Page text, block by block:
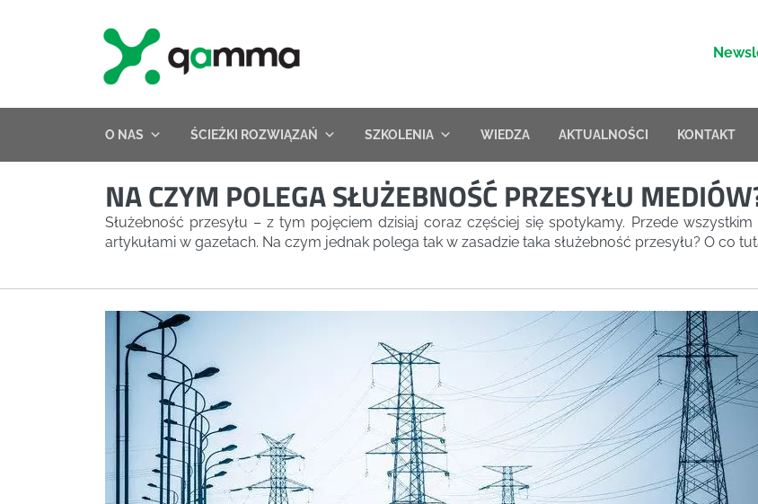
O NAS ŚCIEŻKI ROZWIĄZAŃ SZKOLENIA WIEDZA AKTUALNOŚCI KONTAKT
NA CZYM POLEGA SŁUŻEBNOŚĆ PRZESYŁU
Służebność przesyłu – z tym pojęciem dzisiaj coraz częściej się spotykamy. Przede
artykułami w gazetach. Na czym jednak polega tak w zasadzie taka służebność przesyłu? O co